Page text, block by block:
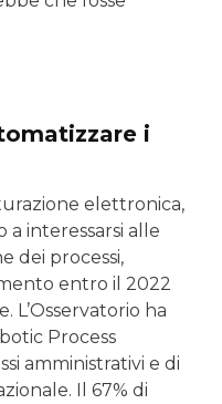
i
elettronica,
a interessarsi alle
dei processi,
entro il 2022
L’Osservatorio ha
Process
amministrativi e di
Il 67% di